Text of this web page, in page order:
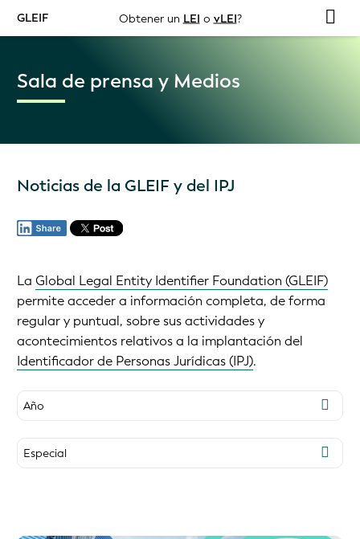
GLEIF Obtener un LEI o vLEI?
Sala de prensa y Medios
Noticias de la GLEIF y del IPJ
La Global Legal Entity Identifier Foundation (GLEIF)
permite acceder a información completa, de forma
regular y puntual, sobre sus actividades y
acontecimientos relativos a la implantación del
Identificador de Personas Jurídicas (IPJ).
Año
2025
Especial